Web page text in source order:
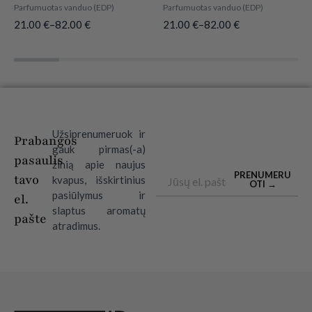
Parfumuotas vanduo (EDP)
21.00 €–82.00 €
Parfumuotas vanduo (EDP)
21.00 €–82.00 €
Prabangos
pasaulis
tavo
el.
pašte
Užsiprenumeruok ir
gauk pirmas(-a)
žinią apie naujus
kvapus, išskirtinius
pasiūlymus ir
slaptus aromatų
atradimus.
PRENUMERU
OTI →